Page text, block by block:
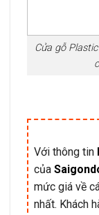
Cửa gỗ
Với thông tin
của
mức giá về
nhất. Khách